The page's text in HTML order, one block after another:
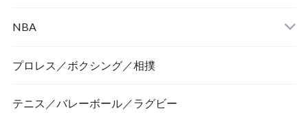
NBA
プロレス／ボクシング／相撲
テニス／バレーボール／ラグビー